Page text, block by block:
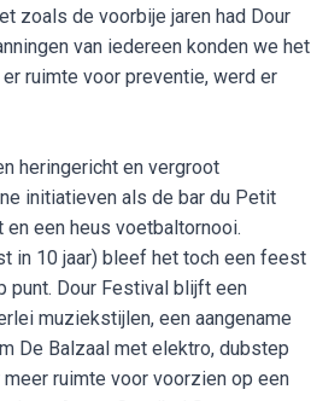
zoals de voorbije jaren had Dour
van iedereen konden we het
ruimte voor preventie, werd er
heringericht en vergroot
initiatieven als de bar du Petit
en een heus voetbaltornooi.
in 10 jaar) bleef het toch een feest
punt. Dour Festival blijft een
muziekstijlen, een aangename
De Balzaal met elektro, dubstep
ruimte voor voorzien op een